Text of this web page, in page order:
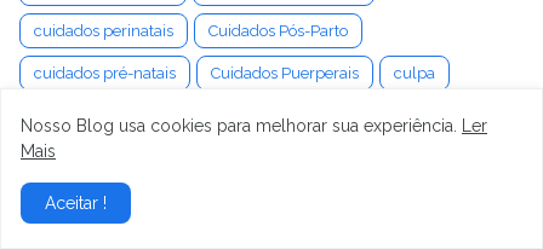
cuidados perinatais Cuidados Pós-Parto
cuidados pré-natais Cuidados Puerperais culpa
Cultivo cultura digital cultura do luto
Cultura Organizacional
cura da labirintite
Nosso Blog usa cookies para melhorar sua experiência.
Ler
Mais
Aceitar !